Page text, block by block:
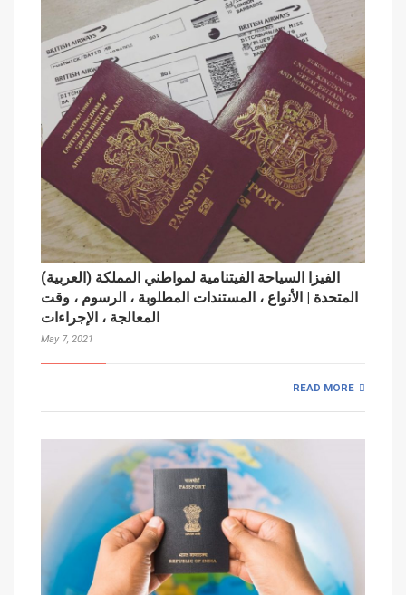
(العربية) الفيزا السياحة الفيتنامية لمواطني المملكة
المتحدة | الأنواع ، المستندات المطلوبة ، الرسوم ، وقت
المعالجة ، الإجراءات
May 7, 2021
READ MORE